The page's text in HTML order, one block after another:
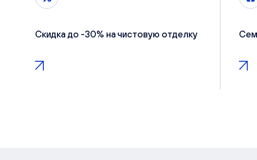
Скидка до -30% на чистовую отделку